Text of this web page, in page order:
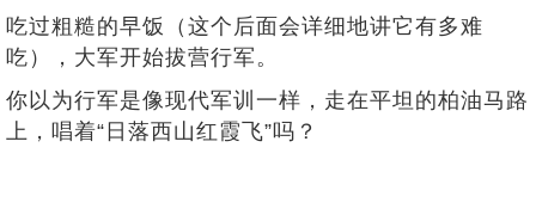
吃过粗糙的早饭（这个后面会详细地讲它有多难
吃），大军开始拔营行军。
你以为行军是像现代军训一样，走在平坦的柏油马路
上，唱着“日落西山红霞飞”吗？